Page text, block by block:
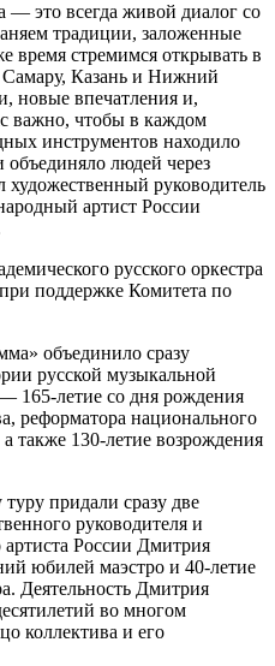
— это всегда живой диалог со
традиции, заложенные
стремимся открывать в
Казань и Нижний
новые впечатления и,
важно, чтобы в каждом
инструментов находило
объединяло людей через
руководитель
артист России
русского оркестра
поддержке Комитета по
объединило сразу
русской музыкальной
165-летие со дня рождения
реформатора национального
также 130-летие возрождения
придали сразу две
руководителя и
России Дмитрия
юбилей маэстро и 40-летие
Деятельность Дмитрия
во многом
коллектива и его